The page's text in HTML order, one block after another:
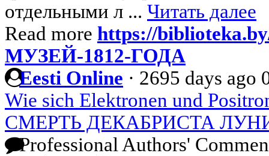
отдельными л ... Читать далее
Read more https://
МУЗЕЙ-1812-ГОДА
Eesti Online · 2695 days ago
Wie sich Elektronen und
СМЕРТЬ ДЕКАБРИСТА
Professional Authors'